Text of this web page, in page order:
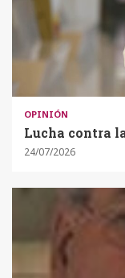
OPINIÓN
Lucha contra
24/07/2026